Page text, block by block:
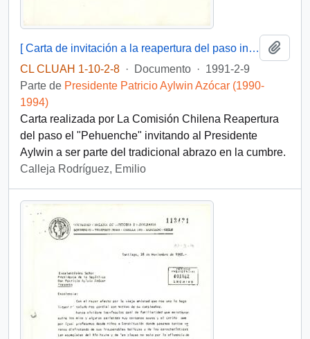
[ Carta de invitación a la reapertura del paso internacional El Pehuenche].
CL CLUAH 1-10-2-8 · Documento · 1991-2-9
Parte de Presidente Patricio Aylwin Azócar (1990-
1994)
Carta realizada por La Comisión Chilena Reapertura
del paso el "Pehuenche" invitando al Presidente
Aylwin a ser parte del tradicional abrazo en la cumbre.
Calleja Rodríguez, Emilio